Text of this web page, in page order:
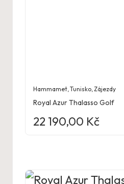
Hammamet ,Tunisko Zájezdy
Royal Azur Thalasso Golf
22 190,00 Kč